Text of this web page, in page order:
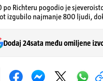
po Richteru pogodio je
izgubilo najmanje 800 ljudi,
Dodaj 24sata među omiljene